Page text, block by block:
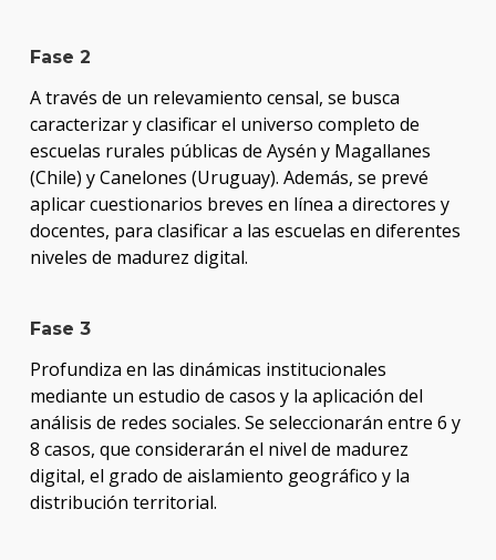
Fase 2
A través de un relevamiento censal, se busca
caracterizar y clasificar el universo completo de
escuelas rurales públicas de Aysén y Magallanes
(Chile) y Canelones (Uruguay). Además, se prevé
aplicar cuestionarios breves en línea a directores y
docentes, para clasificar a las escuelas en diferentes
niveles de madurez digital.
Fase 3
Profundiza en las dinámicas institucionales
mediante un estudio de casos y la aplicación del
análisis de redes sociales. Se seleccionarán entre 6 y
8 casos, que considerarán el nivel de madurez
digital, el grado de aislamiento geográfico y la
distribución territorial.